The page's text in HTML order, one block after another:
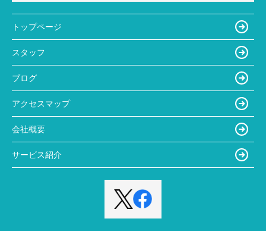
トップページ
スタッフ
ブログ
アクセスマップ
会社概要
サービス紹介